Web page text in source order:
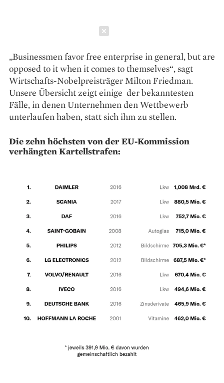
„Businessmen favor free enterprise in general, but are
opposed to it when it comes to themselves“, sagt
Wirtschafts-Nobelpreisträger Milton Friedman.
Unsere Übersicht zeigt einige der bekanntesten
Fälle, in denen Unternehmen den Wettbewerb
unterlaufen haben, statt sich ihm zu stellen.
Die zehn höchsten von der EU-Kommission
verhängten Kartellstrafen: